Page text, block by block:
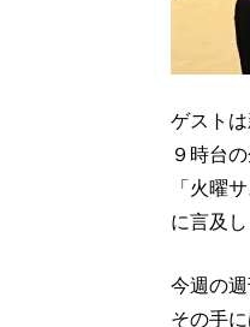
ゲストは
９時台
「火曜
に言及し
今週の
その手